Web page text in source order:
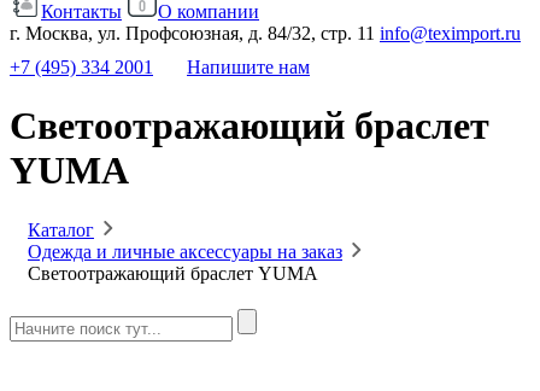
Контакты
О компании
г. Москва, ул. Профсоюзная, д. 84/32, стр. 11 info@teximport.ru
+7 (495) 334 2001
Напишите нам
Светоотражающий браслет
YUMA
Каталог
Одежда и личные аксессуары на заказ
Светоотражающий браслет YUMA